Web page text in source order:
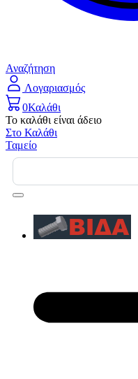
Αναζήτηση
Λογαριασμός
0Καλάθι
Το καλάθι είναι άδειο
Στο Καλάθι
Ταμείο